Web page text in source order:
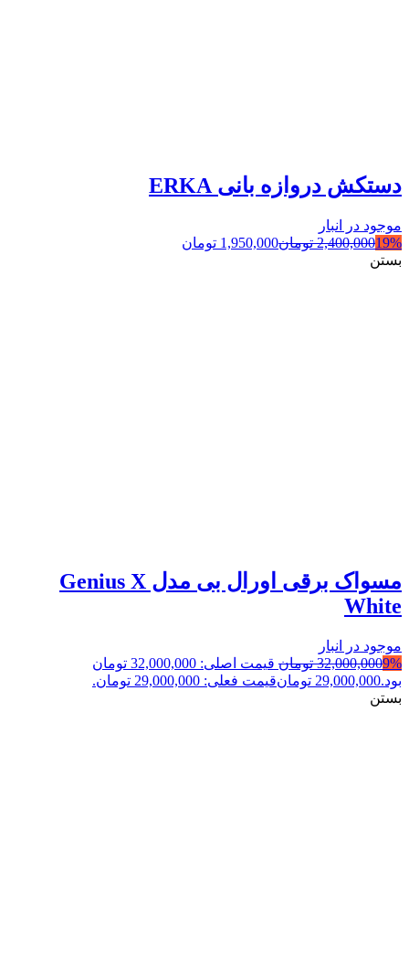
دستکش دروازه بانی ERKA
موجود در انبار
19%
2,400,000 تومان1,950,000 تومان
بستن
مسواک برقی اورال بی مدل Genius X
White
موجود در انبار
9%
32,000,000 تومان
قیمت اصلی: 32,000,000 تومان
بود.29,000,000 تومانقیمت فعلی: 29,000,000 تومان.
بستن